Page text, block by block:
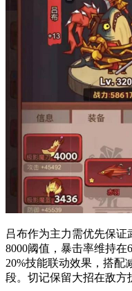
吕布作为主力需优先保
8000阈值，暴击率维持
20%技能联动效果，搭配
段。切记保留大招在敌方